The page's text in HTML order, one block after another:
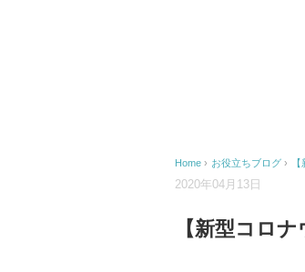
Home › お役立ちブログ ›
2020年04月13日
【新型コロ